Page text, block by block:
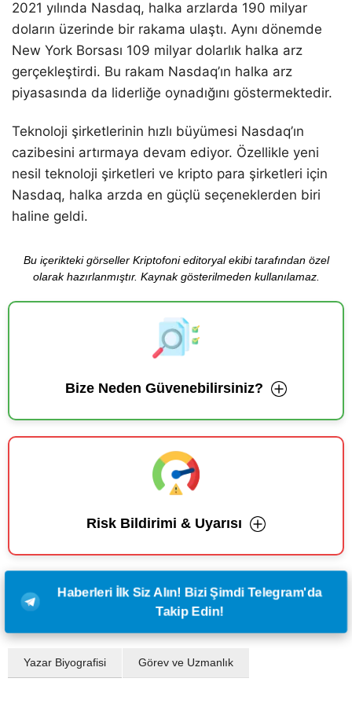
2021 yılında Nasdaq, halka arzlarda 190 milyar
doların üzerinde bir rakama ulaştı. Aynı dönemde
New York Borsası 109 milyar dolarlık halka arz
gerçekleştirdi. Bu rakam Nasdaq’ın halka arz
piyasasında da liderliğe oynadığını göstermektedir.
Teknoloji şirketlerinin hızlı büyümesi Nasdaq’ın
cazibesini artırmaya devam ediyor. Özellikle yeni
nesil teknoloji şirketleri ve kripto para şirketleri için
Nasdaq, halka arzda en güçlü seçeneklerden biri
haline geldi.
Bu içerikteki görseller Kriptofoni editoryal ekibi tarafından özel
olarak hazırlanmıştır. Kaynak gösterilmeden kullanılamaz.
Bize Neden Güvenebilirsiniz?
Risk Bildirimi & Uyarısı
Haberleri İlk Siz Alın! Bizi Şimdi Telegram'da
Takip Edin!
Yazar Biyografisi Görev ve Uzmanlık